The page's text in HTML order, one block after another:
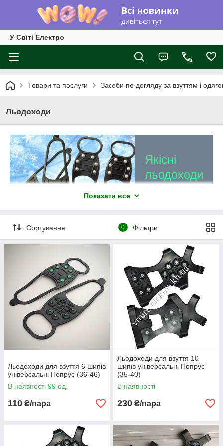
У Світі Електро
Товари та послуги Засоби по догляду за взуттям і
Льодоходи
Якісні
льодоходи
Електро»!
Ми
пропонуємо
привабливі
оптові ціни
У нашому
каталозі
представлені
гумові
накладки для
взуття
універсального
розміру.
Весь
асортимент →
Навіщо потрібні льодоходи?
Взимку велика кількість
людей отримують
Більшість жінок
відмовляються взимку
Показати все
Сортування 0 Фільтри
Льодоходи для взуття 6 шипів
універсальні Попрус (36-46)
В наявності 99 од.
110 ₴/пара
Льодоходи для взуття 10
шипів універсальні Попрус
(35-40)
В наявності
230 ₴/пара